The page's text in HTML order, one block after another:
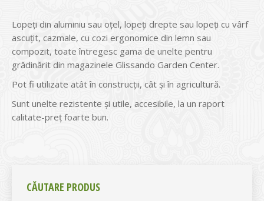
Lopeți din aluminiu sau oțel, lopeți drepte sau lopeți cu vârf
ascuțit, cazmale, cu cozi ergonomice din lemn sau
compozit, toate întregesc gama de unelte pentru
grădinărit din magazinele Glissando Garden Center.
Pot fi utilizate atât în construcții, cât și în agricultură.
Sunt unelte rezistente și utile, accesibile, la un raport
calitate-preț foarte bun.
CĂUTARE PRODUS